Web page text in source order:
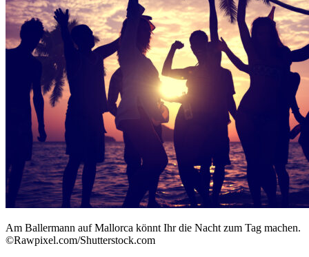
Am Ballermann auf Mallorca könnt Ihr die Nacht zum Tag machen.
©Rawpixel.com/Shutterstock.com